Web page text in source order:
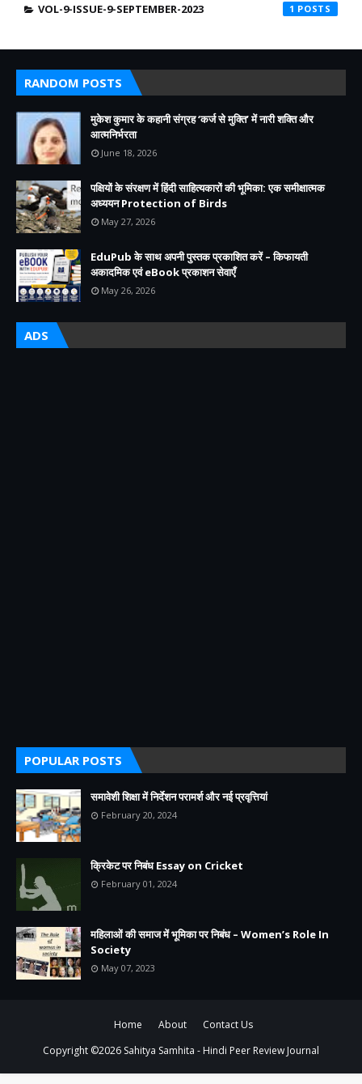
VOL-9-ISSUE-9-SEPTEMBER-2023 1
RANDOM POSTS
मुकेश कुमार के कहानी संग्रह ‘कर्ज से मुक्ति’ में नारी शक्ति और
आत्मनिर्भरता
June 18, 2026
पक्षियों के संरक्षण में हिंदी साहित्यकारों की भूमिका: एक समीक्षात्मक
अध्ययन Protection of Birds
May 27, 2026
EduPub के साथ अपनी पुस्तक प्रकाशित करें – किफायती
अकादमिक एवं eBook प्रकाशन सेवाएँ
May 26, 2026
ADS
POPULAR POSTS
समावेशी शिक्षा में निर्देशन परामर्श और नई प्रवृत्तियां
February 20, 2024
क्रिकेट पर निबंध Essay on Cricket
February 01, 2024
महिलाओं की समाज में भूमिका पर निबंध – Women’s Role In
Society
May 07, 2023
Home About
Contact Us
Copyright ©2026 Sahitya Samhita - Hindi Peer Review Journal